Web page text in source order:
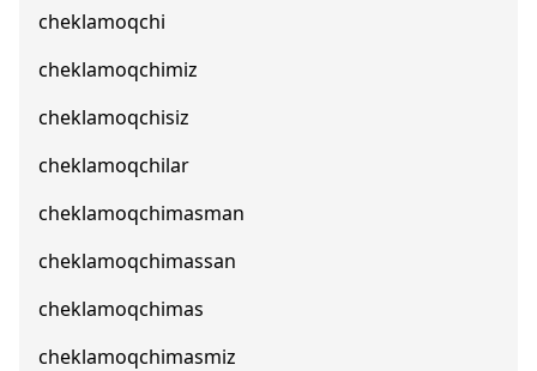
cheklamoqchi
cheklamoqchimiz
cheklamoqchisiz
cheklamoqchilar
cheklamoqchimasman
cheklamoqchimassan
cheklamoqchimas
cheklamoqchimasmiz